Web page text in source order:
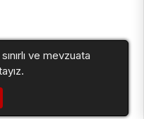
ve mevzuata